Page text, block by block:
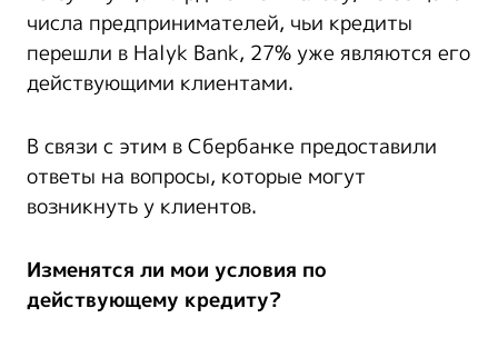
числа предпринимателей, чьи кредиты
перешли в Halyk Bank, 27% уже являются его
действующими клиентами.
В связи с этим в Сбербанке предоставили
ответы на вопросы, которые могут
возникнуть у клиентов.
Изменятся ли мои условия по
действующему кредиту?